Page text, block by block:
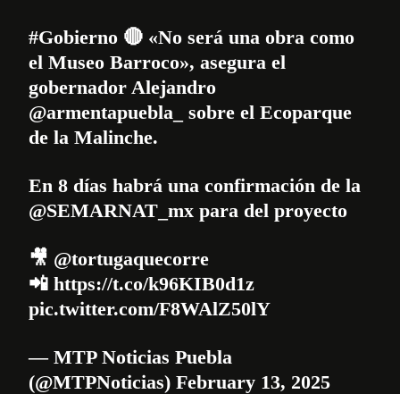
#Gobierno 🔴 «No será una obra como
el Museo Barroco», asegura el
gobernador Alejandro
@armentapuebla_
sobre el Ecoparque
de la Malinche.
En 8 días habrá una confirmación de la
@SEMARNAT_mx para del proyecto
🎥 @tortugaquecorre
📲https://t.co/k96KIB0d1z
pic.twitter.com/F8WAlZ50lY
— MTP Noticias Puebla
(@MTPNoticias)February 13, 2025